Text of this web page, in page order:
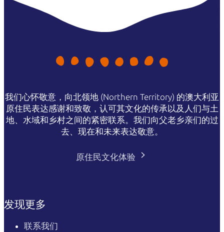
我们心怀敬意，向北领地 (Northern Territory) 的澳大利亚
原住民表达感谢和致敬，认可其文化的传承以及人们与土
地、水域和乡村之间的紧密联系。我们向父老乡亲们的过
去、现在和未来表达敬意。
原住民文化体验
发现更多
联系我们